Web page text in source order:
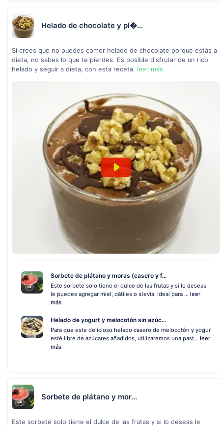
Helado de chocolate y pl�...
Si crees que no puedes comer helado de chocolate porque estás a
dieta, no sabes lo que te pierdes. Es posible disfrutar de un rico
helado y seguir a dieta, con esta receta. leer más
Sorbete de plátano y moras (casero y f...
Este sorbete solo tiene el dulce de las frutas y si lo deseas
le puedes agregar miel, dátiles o stevia. Ideal para ... leer
más
Helado de yogurt y melocotón sin azúc...
Para que este delicioso helado casero de melocotón y yogur
esté libre de azúcares añadidos, utilizaremos una past... leer
más
Sorbete de plátano y mor...
Este sorbete solo tiene el dulce de las frutas y si lo deseas le